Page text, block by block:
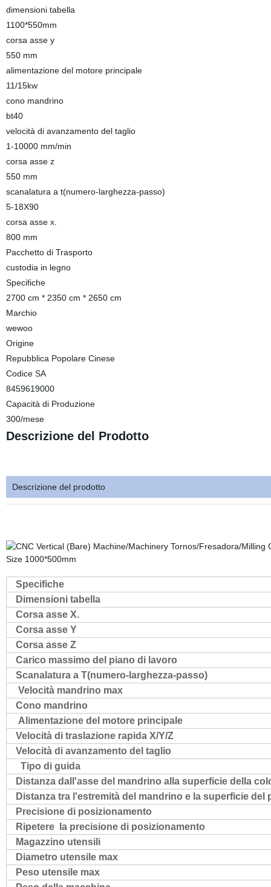
dimensioni tabella
1100*550mm
corsa asse y
550 mm
alimentazione del motore principale
11/15kw
cono mandrino
bt40
velocità di avanzamento del taglio
1-10000 mm/min
corsa asse z
550 mm
scanalatura a t(numero-larghezza-passo)
5-18X90
corsa asse x.
800 mm
Pacchetto di Trasporto
custodia in legno
Specifiche
2700 cm * 2350 cm * 2650 cm
Marchio
wewoo
Origine
Repubblica Popolare Cinese
Codice SA
8459619000
Capacità di Produzione
300/mese
Descrizione del Prodotto
Descrizione del prodotto
Specifiche
Dimensioni tabella
Corsa asse X.
Corsa asse Y
Corsa asse Z
Carico massimo del piano di lavoro
Scanalatura a T(numero-larghezza-passo)
Velocità mandrino max
Cono mandrino
Alimentazione del motore principale
Velocità di traslazione rapida X/Y/Z
Velocità di avanzamento del taglio
Tipo di guida
Distanza dall'asse del mandrino alla superficie della
Distanza tra l'estremità del mandrino e la superficie del
Precisione di posizionamento
Ripetere la precisione di posizionamento
Magazzino utensili
Diametro utensile max
Peso utensile max